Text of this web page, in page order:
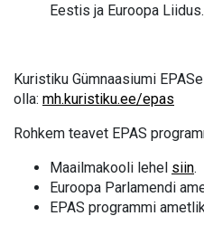
Eestis ja Euroopa Liidus.
Kuristiku Gümnaasiumi
olla: mh.kuristiku.ee/epas
Rohkem teavet EPAS
Maailmakooli lehel siin.
Euroopa Parlamendi
EPAS programmi